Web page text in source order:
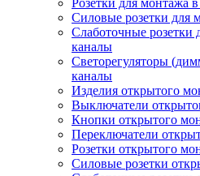
Розетки для монтажа
Силовые розетки для
Слаботочные розетки
каналы
Светорегуляторы
каналы
Изделия открытого
Выключатели
Кнопки открытого
Переключатели
Розетки открытого
Силовые розетки